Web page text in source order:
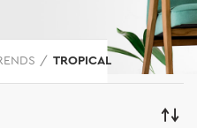
TROPICAL